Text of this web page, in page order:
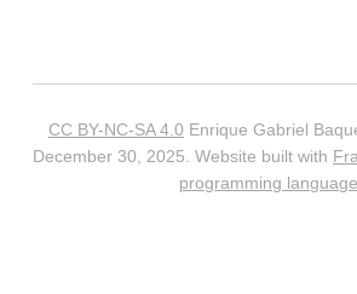
CC BY-NC-SA 4.0 Enrique Gabriel
December 30, 2025. Website built with
programming language